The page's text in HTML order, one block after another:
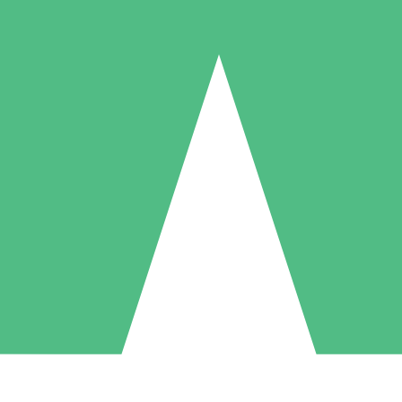
Individuella Kreditpaket
per användning med nedladdningskrediter. Inget månatligt åtagande
5 Nedladdningar
US$